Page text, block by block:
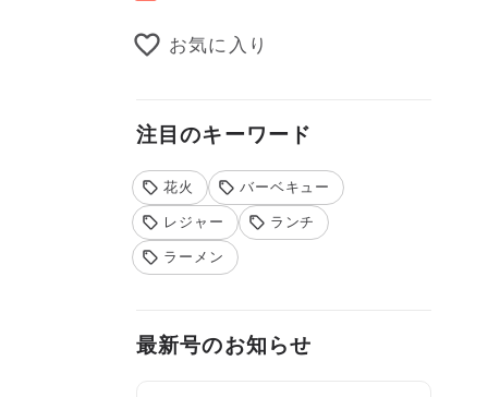
お気に入り
注目のキーワード
花火 バーベキュー
レジャー ランチ
ラーメン
最新号のお知らせ